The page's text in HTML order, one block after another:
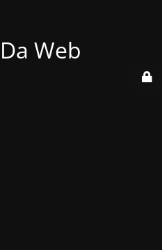
Web